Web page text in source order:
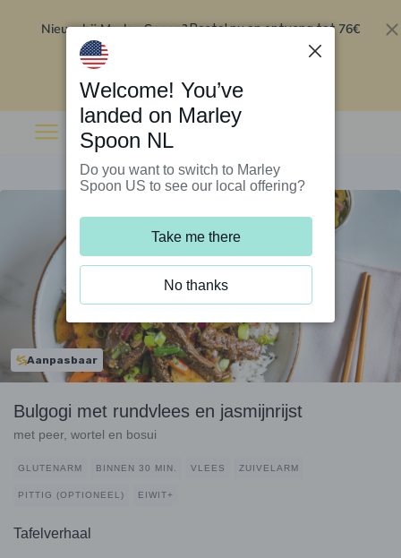
Nieuw bij Marley Spoon?Bestel nu en ontvang tot 76€
Aanpasbaar
Bulgogi met rundvlees en jasmijnrijst
met peer, wortel en bosui
GLUTENARM BINNEN 30 MIN. VLEES ZUIVELARM
PITTIG (OPTIONEEL) EIWIT+
Tafelverhaal
Welcome! You’ve
landed on Marley
Spoon NL
Do you want to switch to Marley
Spoon US to see our local offering?
Take me there
No thanks